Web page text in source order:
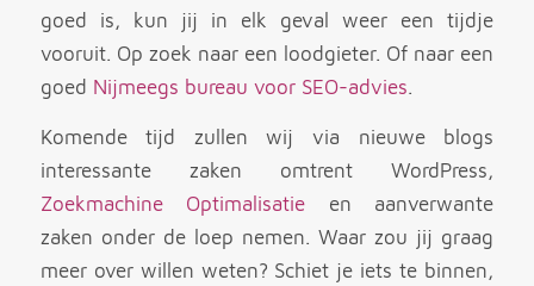
goed is, kun jij in elk geval weer een tijdje
vooruit. Op zoek naar een loodgieter. Of naar een
goed Nijmeegs bureau voor SEO-advies.
Komende tijd zullen wij via nieuwe blogs
interessante zaken omtrent WordPress,
Zoekmachine Optimalisatie en aanverwante
zaken onder de loep nemen. Waar zou jij graag
meer over willen weten? Schiet je iets te binnen,